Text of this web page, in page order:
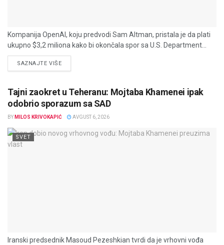
Kompanija OpenAI, koju predvodi Sam Altman, pristala je da plati
ukupno $3,2 miliona kako bi okončala spor sa U.S. Department...
SAZNAJTE VIŠEDETAILS
Tajni zaokret u Teheranu: Mojtaba Khamenei ipak
odobrio sporazum sa SAD
BY MILOS KRIVOKAPIĆ AVGUST 6, 2026
SVET
Iranski predsednik Masoud Pezeshkian tvrdi da je vrhovni vođa